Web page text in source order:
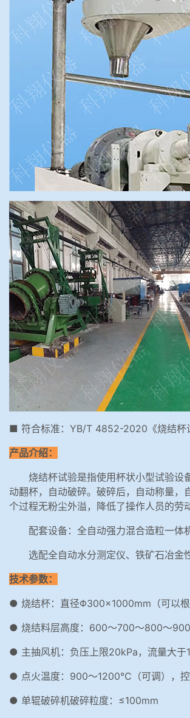
■ 符合标准：YB/T 4852-2020《烧结杯
产品介绍：
烧结杯试验是指使用杯状小型试验设
动翻杯，自动破碎。破碎后，自动称量
个过程无粉尘外溢，降低了操作人员的劳
配套设备：全自动强力混合造粒一体
选配全自动水分测定仪、铁矿石冶金
技术参数：
● 烧结杯：直径Φ300×1000mm（可以根
● 烧结料层高度：600～700～800～900
● 主抽风机：负压上限20kPa，流量大于
● 点火温度：900～1200℃（可调），
● 单辊破碎机破碎粒度：≤100mm